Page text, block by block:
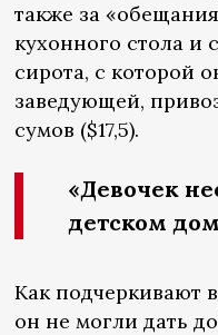
также за
кухонного стола и
сирота, с которой
заведующей,
сумов ($17,5).
«Девочек
детском
Как подчеркивают
он не могли дать